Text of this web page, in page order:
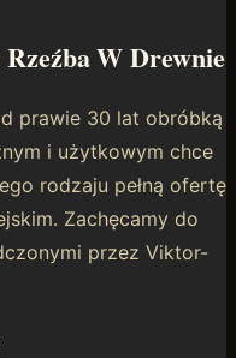
W Drewnie
prawie 30 lat obróbką
i użytkowym chce
rodzaju pełną ofertę
Zachęcamy do
przez Viktor-